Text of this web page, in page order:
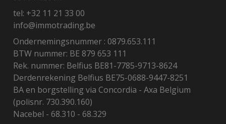
tel: +32 11 21 33 00
info@immotrading.be
Ondernemingsnummer : 0879.653.111
BTW nummer: BE 879 653 111
Rek. nummer: Belfius BE81-7785-9713-8624
Derdenrekening Belfius BE75-0688-9447-8251
BA en borgstelling via Concordia - Axa Belgium
(polisnr. 730.390.160)
Nacebel - 68.310 - 68.329